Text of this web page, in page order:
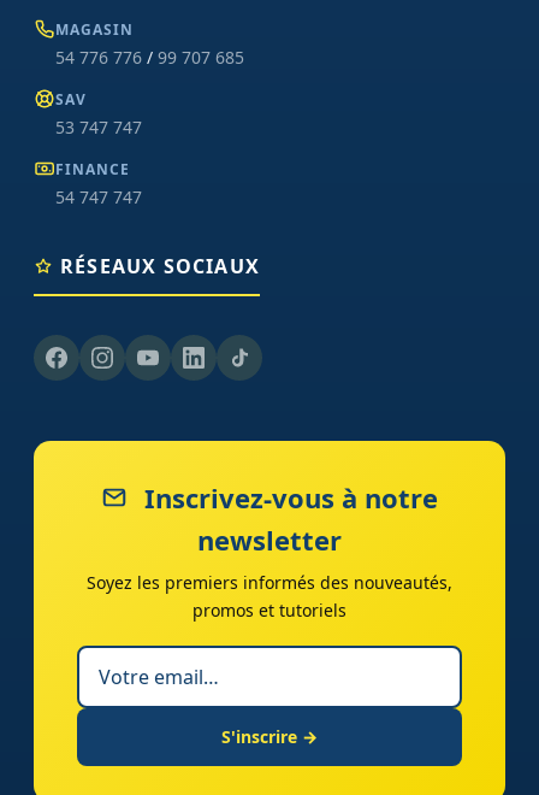
MAGASIN
54 776 776 / 99 707 685
SAV
53 747 747
FINANCE
54 747 747
RÉSEAUX SOCIAUX
Inscrivez-vous à notre
newsletter
Soyez les premiers informés des nouveautés,
promos et tutoriels
S'inscrire →